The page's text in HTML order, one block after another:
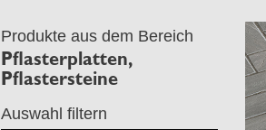
Produkte aus dem Bereich
Pflasterplatten,
Pflastersteine
Auswahl filtern